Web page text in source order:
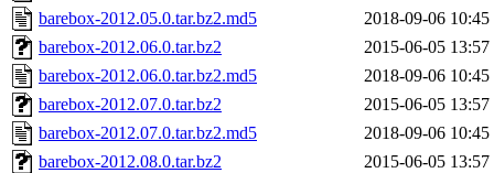
barebox-2012.05.0.tar.bz2.md5
2018-09-06 10:45
barebox-2012.06.0.tar.bz2
2015-06-05 13:57
barebox-2012.06.0.tar.bz2.md5
2018-09-06 10:45
barebox-2012.07.0.tar.bz2
2015-06-05 13:57
barebox-2012.07.0.tar.bz2.md5
2018-09-06 10:45
barebox-2012.08.0.tar.bz2
2015-06-05 13:57